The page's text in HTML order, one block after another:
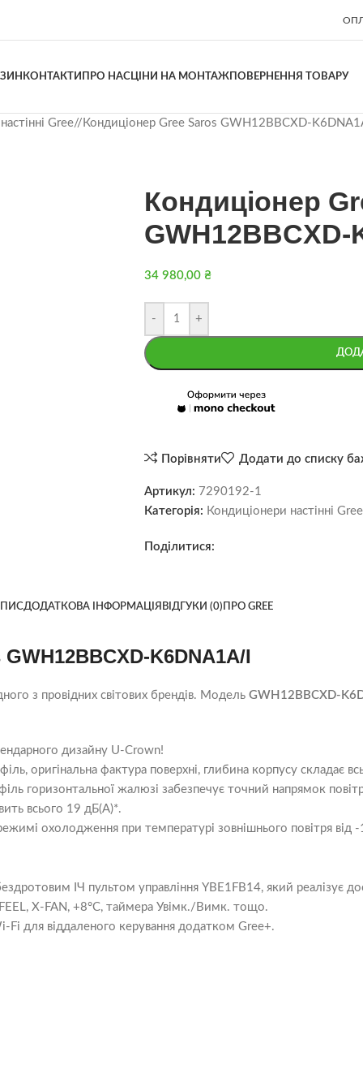
КОНТАКТИ ПРО НАСЦІНИ НА МОНТАЖПОВЕРНЕННЯ ТОВАРУ
Gree/ Кондиціонер Gree Saros GWH12BBCXD-
Кондиціонер
GWH12BBCXD-
34 980,00 ₴
- +
Порівняти Додати до списку
Артикул: 7290192-1
Категорія: Кондиціонери настінні Gree
Поділитися:
ДОДАТКОВА ІНФОРМАЦІЯ ВІДГУКИ (0) ПРО GREE
K6DNA1A/I
з провідних світових брендів. Модель GWH12BBCXD-
дизайну U-Crown!
оригінальна фактура поверхні, глибина корпусу складає
горизонтальної жалюзі забезпечує точний напрямок
всього 19 дБ(А)*.
охолодження при температурі зовнішнього повітря від -
ІЧ пультом управління YBE1FB14, який реалізує
X-FAN, +8°C, таймера Увімк./Вимк. тощо.
для віддаленого керування додатком Gree+.